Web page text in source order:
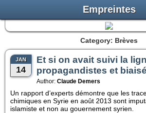
Empreintes
Category: Brèves
JAN
14
Et si on avait suivi la
propagandistes et
Author: Claude Demers
Un rapport d’experts démontre que les
chimiques en Syrie en août 2013 sont
islamiste et non au gouernement syrien.